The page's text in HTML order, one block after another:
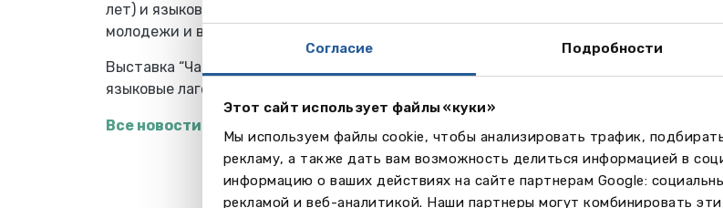
Согласие Подробности
Этот сайт использует файлы «куки»
Мы используем файлы cookie, чтобы анализировать трафик,
рекламу, а также дать вам возможность делиться информацией в
информацию о ваших действиях на сайте партнерам Google:
рекламой и веб-аналитикой. Наши партнеры могут комбинировать
лет) и языковые школы для
молодежи и взрослых
Выставка “Частные школы и
языковые лагеря за рубежом”
Все новости
Программы
Школа работает по британской программе IGCSE
Внеклассные мероприятия и спорт
В свободное от учебы время школьники
по интересам, занимаются спортом как на
профессиональном уровне.